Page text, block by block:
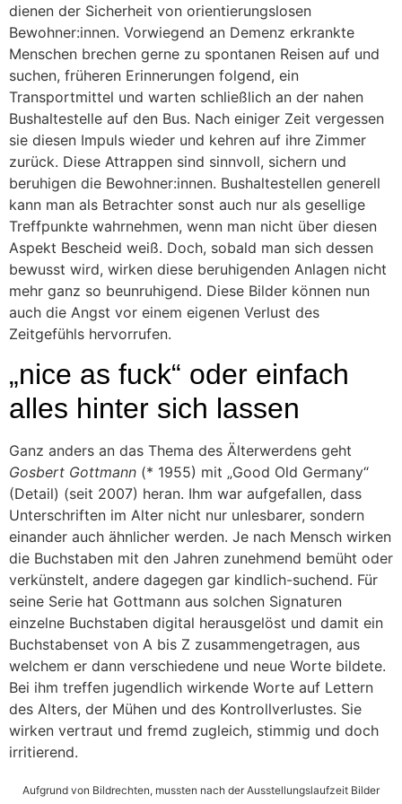
dienen der Sicherheit von orientierungslosen
Bewohner:innen. Vorwiegend an Demenz erkrankte
Menschen brechen gerne zu spontanen Reisen auf und
suchen, früheren Erinnerungen folgend, ein
Transportmittel und warten schließlich an der nahen
Bushaltestelle auf den Bus. Nach einiger Zeit vergessen
sie diesen Impuls wieder und kehren auf ihre Zimmer
zurück. Diese Attrappen sind sinnvoll, sichern und
beruhigen die Bewohner:innen. Bushaltestellen generell
kann man als Betrachter sonst auch nur als gesellige
Treffpunkte wahrnehmen, wenn man nicht über diesen
Aspekt Bescheid weiß. Doch, sobald man sich dessen
bewusst wird, wirken diese beruhigenden Anlagen nicht
mehr ganz so beunruhigend. Diese Bilder können nun
auch die Angst vor einem eigenen Verlust des
Zeitgefühls hervorrufen.
„nice as fuck“ oder einfach
alles hinter sich lassen
Ganz anders an das Thema des Älterwerdens geht
Gosbert Gottmann (* 1955) mit „Good Old Germany“
(Detail) (seit 2007) heran. Ihm war aufgefallen, dass
Unterschriften im Alter nicht nur unlesbarer, sondern
einander auch ähnlicher werden. Je nach Mensch wirken
die Buchstaben mit den Jahren zunehmend bemüht oder
verkünstelt, andere dagegen gar kindlich-suchend. Für
seine Serie hat Gottmann aus solchen Signaturen
einzelne Buchstaben digital herausgelöst und damit ein
Buchstabenset von A bis Z zusammengetragen, aus
welchem er dann verschiedene und neue Worte bildete.
Bei ihm treffen jugendlich wirkende Worte auf Lettern
des Alters, der Mühen und des Kontrollverlustes. Sie
wirken vertraut und fremd zugleich, stimmig und doch
irritierend.
Aufgrund von Bildrechten, mussten nach der Ausstellungslaufzeit Bilder